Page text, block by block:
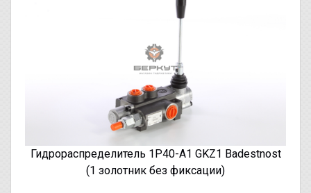
Гидрораспределитель 1Р40-А1 GKZ1 Badestnost
(1 золотник без фиксации)